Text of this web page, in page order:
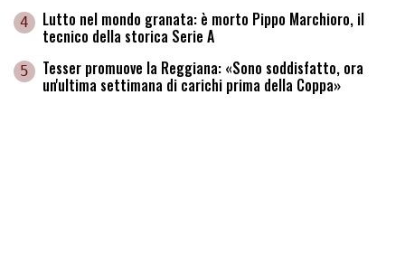
4 Lutto nel mondo granata: è morto Pippo Marchioro, il
tecnico della storica Serie A
5 Tesser promuove la Reggiana: «Sono soddisfatto, ora
un'ultima settimana di carichi prima della Coppa»